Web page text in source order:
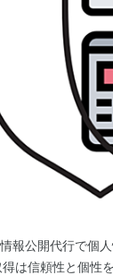
報公開代行で個
得は信頼性と個性